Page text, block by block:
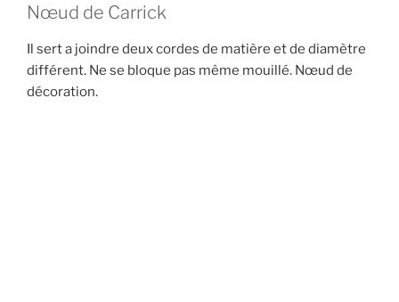
Nœud de Carrick
Il sert a joindre deux cordes de matière et de diamètre
différent. Ne se bloque pas même mouillé. Nœud de
décoration.